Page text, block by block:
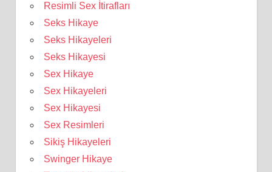
Resimli Sex İtirafları
Seks Hikaye
Seks Hikayeleri
Seks Hikayesi
Sex Hikaye
Sex Hikayeleri
Sex Hikayesi
Sex Resimleri
Sikiş Hikayeleri
Swinger Hikaye